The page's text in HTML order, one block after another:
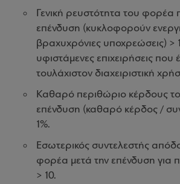
Γενική ρευστότητα του φορέα
επένδυση (κυκλοφορούν
βραχυχρόνιες υποχρεώσεις)
υφιστάμενες επιχειρήσεις που
τουλάχιστον διαχειριστική
Καθαρό περιθώριο κέρδους
επένδυση (καθαρό κέρδος /
1%.
Εσωτερικός συντελεστής
φορέα μετά την επένδυση για
> 10.